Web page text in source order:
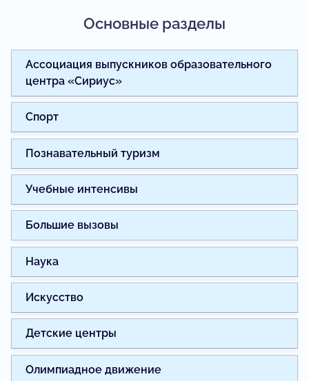
Основные разделы
Ассоциация выпускников образовательного
центра «Сириус»
Наука
Спорт
Искусство
Познавательный туризм
Детские центры
Учебные интенсивы
Олимпиадное движение
Большие вызовы